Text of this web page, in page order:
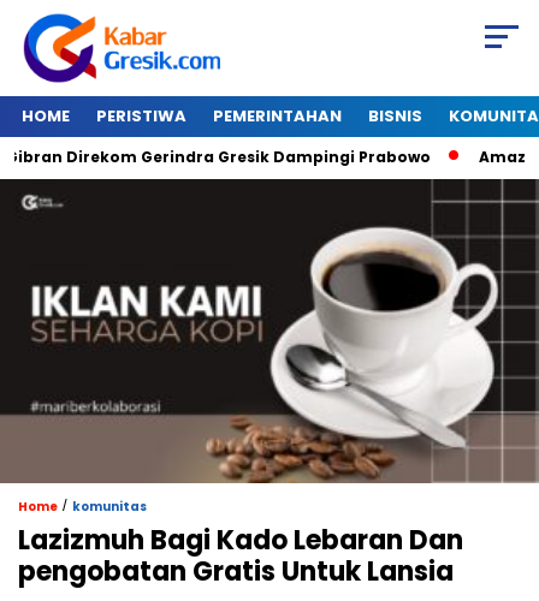
HOME PERISTIWA PEMERINTAHAN BISNIS
Direkom Gerindra Gresik Dampingi Prabowo Amazon
Home / komunitas
Lazizmuh Bagi Kado Lebaran Dan
pengobatan Gratis Untuk Lansia